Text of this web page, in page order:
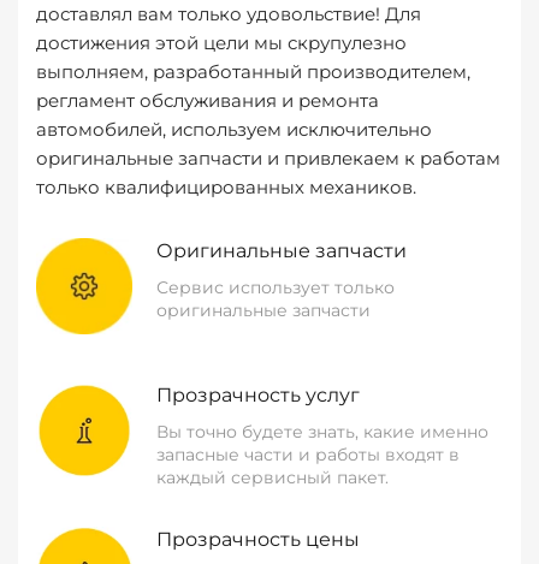
доставлял вам только удовольствие! Для
достижения этой цели мы скрупулезно
выполняем, разработанный производителем,
регламент обслуживания и ремонта
автомобилей, используем исключительно
оригинальные запчасти и привлекаем к работам
только квалифицированных механиков.
Оригинальные запчасти
Сервис использует только
оригинальные запчасти
Прозрачность услуг
Вы точно будете знать, какие именно
запасные части и работы входят в
каждый сервисный пакет.
Прозрачность цены